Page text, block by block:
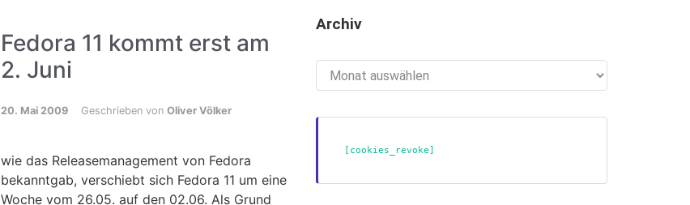
Fedora 11 kommt erst am
2. Juni
20. Mai 2009 Geschrieben von Oliver Völker
wie das Releasemanagement von Fedora
bekanntgab, verschiebt sich Fedora 11 um eine
Woche vom 26.05. auf den 02.06. Als Grund
Archiv
[cookies_revoke]